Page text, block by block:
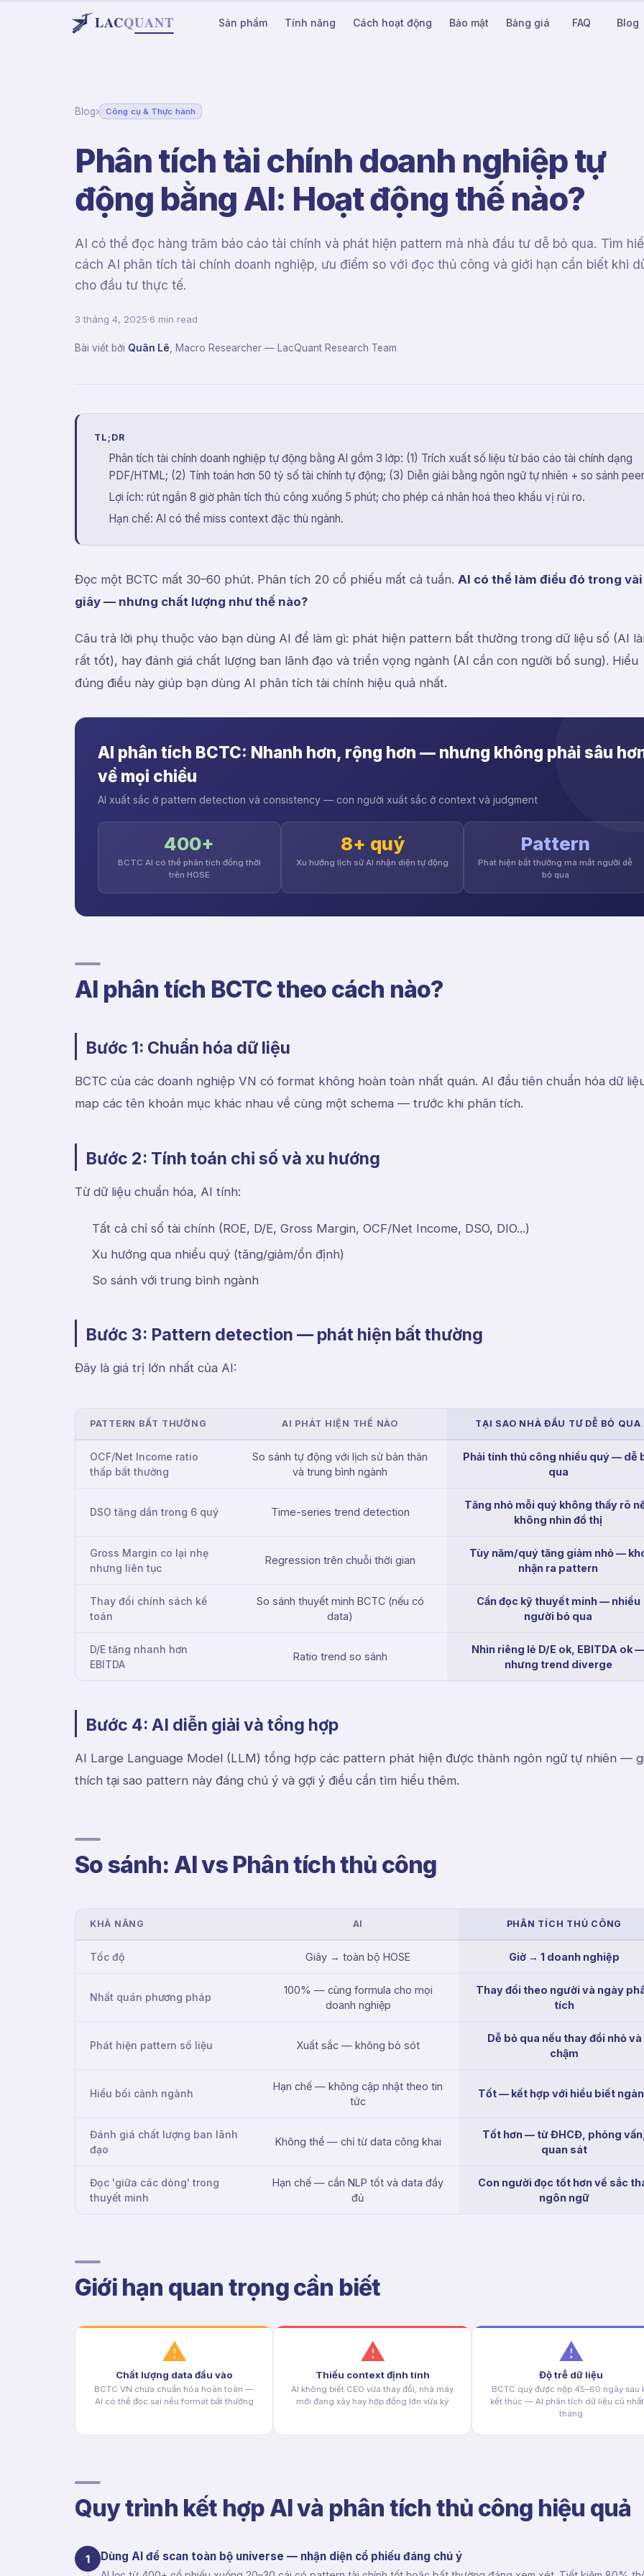
LACQUANT Sản phẩm Tính năng Cách hoạt động Bảo mật Bảng giá FAQ Blog
Blog› Công cụ & Thực hành
Phân tích tài chính doanh nghiệp tự
động bằng AI: Hoạt động thế nào?
AI có thể đọc hàng trăm báo cáo tài chính và phát hiện pattern mà nhà đầu tư dễ bỏ qua. Tìm
cách AI phân tích tài chính doanh nghiệp, ưu điểm so với đọc thủ công và giới hạn cần biết khi
cho đầu tư thực tế.
3 tháng 4, 2025·6 min read
Bài viết bởi Quân Lê Macro Researcher — LacQuant Research Team
TL;DR
Phân tích tài chính doanh nghiệp tự động bằng AI gồm 3 lớp: (1) Trích xuất số liệu từ báo cáo tài chính dạng
PDF/HTML; (2) Tính toán hơn 50 tỷ số tài chính tự động; (3) Diễn giải bằng ngôn ngữ tự nhiên + so sánh
Lợi ích: rút ngắn 8 giờ phân tích thủ công xuống 5 phút; cho phép cá nhân hoá theo khẩu vị rủi ro.
Hạn chế: AI có thể miss context đặc thù ngành.
Đọc một BCTC mất 30–60 phút. Phân tích 20 cổ phiếu mất cả tuần. AI có thể làm điều đó trong vài
giây — nhưng chất lượng như thế nào?
Câu trả lời phụ thuộc vào bạn dùng AI để làm gì: phát hiện pattern bất thường trong dữ liệu số (AI
rất tốt), hay đánh giá chất lượng ban lãnh đạo và triển vọng ngành (AI cần con người bổ sung). Hiểu
đúng điều này giúp bạn dùng AI phân tích tài chính hiệu quả nhất.
AI phân tích BCTC: Nhanh hơn, rộng hơn — nhưng không phải sâu
về mọi chiều
AI xuất sắc ở pattern detection và consistency — con người xuất sắc ở context và judgment
400+
BCTC AI có thể phân tích đồng thời
trên HOSE
8+ quý
Xu hướng lịch sử AI nhận diện tự động
Pattern
Phát hiện bất thường mà mắt người dễ
bỏ qua
AI phân tích BCTC theo cách nào?
Bước 1: Chuẩn hóa dữ liệu
BCTC của các doanh nghiệp VN có format không hoàn toàn nhất quán. AI đầu tiên chuẩn hóa dữ
map các tên khoản mục khác nhau về cùng một schema — trước khi phân tích.
Bước 2: Tính toán chỉ số và xu hướng
Từ dữ liệu chuẩn hóa, AI tính:
Tất cả chỉ số tài chính (ROE, D/E, Gross Margin, OCF/Net Income, DSO, DIO...)
Xu hướng qua nhiều quý (tăng/giảm/ổn định)
So sánh với trung bình ngành
Bước 3: Pattern detection — phát hiện bất thường
Đây là giá trị lớn nhất của AI:
PATTERN BẤT THƯỜNG AI PHÁT HIỆN THẾ NÀO TẠI SAO NHÀ ĐẦU TƯ DỄ BỎ QUA
OCF/Net Income ratio
thấp bất thường
So sánh tự động với lịch sử bản thân
và trung bình ngành
Phải tính thủ công nhiều quý — dễ
qua
DSO tăng dần trong 6 quý Time-series trend detection
Tăng nhỏ mỗi quý không thấy rõ
không nhìn đồ thị
Gross Margin co lại nhẹ
nhưng liên tục
Regression trên chuỗi thời gian
Tùy năm/quý tăng giảm nhỏ —
nhận ra pattern
Thay đổi chính sách kế
toán
So sánh thuyết minh BCTC (nếu có
data)
Cần đọc kỹ thuyết minh — nhiều
người bỏ qua
D/E tăng nhanh hơn
EBITDA
Ratio trend so sánh
Nhìn riêng lẻ D/E ok, EBITDA ok —
nhưng trend diverge
Bước 4: AI diễn giải và tổng hợp
AI Large Language Model (LLM) tổng hợp các pattern phát hiện được thành ngôn ngữ tự nhiên —
thích tại sao pattern này đáng chú ý và gợi ý điều cần tìm hiểu thêm.
So sánh: AI vs Phân tích thủ công
KHẢ NĂNG AI PHÂN TÍCH THỦ CÔNG
Tốc độ Giây → toàn bộ HOSE Giờ → 1 doanh nghiệp
Nhất quán phương pháp
100% — cùng formula cho mọi
doanh nghiệp
Thay đổi theo người và ngày
tích
Phát hiện pattern số liệu Xuất sắc — không bỏ sót
Dễ bỏ qua nếu thay đổi nhỏ và
chậm
Hiểu bối cảnh ngành
Hạn chế — không cập nhật theo tin
tức
Tốt — kết hợp với hiểu biết
Đánh giá chất lượng ban lãnh
đạo
Không thể — chỉ từ data công khai
Tốt hơn — từ ĐHCĐ, phỏng
quan sát
Đọc 'giữa các dòng' trong
thuyết minh
Hạn chế — cần NLP tốt và data đầy
đủ
Con người đọc tốt hơn về sắc
ngôn ngữ
Giới hạn quan trọng cần biết
⚠
Chất lượng data đầu vào
BCTC VN chưa chuẩn hóa hoàn toàn —
AI có thể đọc sai nếu format bất thường
⚠
Thiếu context định tính
AI không biết CEO vừa thay đổi, nhà máy
mới đang xây hay hợp đồng lớn vừa ký
⚠
Độ trễ dữ liệu
BCTC quý được nộp 45–60 ngày sau
kết thúc — AI phân tích dữ liệu cũ
tháng
Quy trình kết hợp AI và phân tích thủ công hiệu quả
1 Dùng AI để scan toàn bộ universe — nhận diện cổ phiếu đáng chú ý